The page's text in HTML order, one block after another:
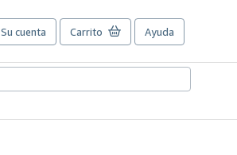
Su cuenta Carrito Ayuda